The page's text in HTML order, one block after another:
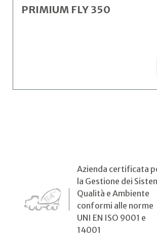
PRIMIUM FLY 350
Azienda certificata
la Gestione dei
Qualità e Ambiente
conformi alle norme
UNI EN ISO 9001 e
14001